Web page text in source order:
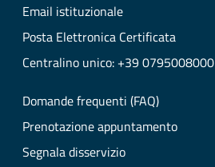
Email istituzionale
Posta Elettronica Certificata
Centralino unico: +39 0795008000
Domande frequenti (FAQ)
Prenotazione appuntamento
Segnala disservizio